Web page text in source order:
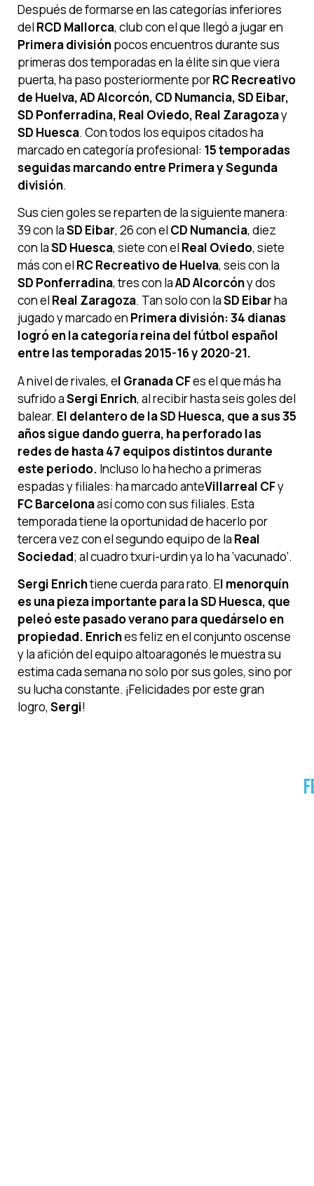
Después de formarse en las categorías inferiores
del RCD Mallorca, club con el que llegó a jugar en
Primera divisiónpocos encuentros durante sus
primeras dos temporadas en la élite sin que viera
puerta, ha paso posteriormente porRC Recreativo
de Huelva, AD Alcorcón, CD Numancia, SD Eibar,
SD Ponferradina, Real Oviedo, Real Zaragozay
SD Huesca. Con todos los equipos citados ha
marcado en categoría profesional: 15 temporadas
seguidas marcando entre Primera y Segunda
división.
Sus cien goles se reparten de la siguiente manera:
39 con laSD Eibar, 26 con el CD Numancia, diez
con laSD Huesca, siete con el Real Oviedo, siete
más con el RC Recreativo de Huelva, seis con la
SD Ponferradina, tres con laAD Alcorcóny dos
con el Real Zaragoza. Tan solo con laSD Eibarha
jugado y marcado en Primera división: 34 dianas
logró en la categoría reina del fútbol español
entre las temporadas 2015-16 y 2020-21.
A nivel de rivales, el Granada CFes el que más ha
sufrido aSergi Enrich, al recibir hasta seis goles del
balear. El delantero de la SD Huesca, que a sus 35
años sigue dando guerra, ha perforado las
redes de hasta 47 equipos distintos durante
este periodo. Incluso lo ha hecho a primeras
espadas y filiales: ha marcado anteVillarreal CFy
FC Barcelonaasí como con sus filiales. Esta
temporada tiene la oportunidad de hacerlo por
tercera vez con el segundo equipo de la Real
Sociedad; al cuadro txuri-urdin ya lo ha ‘vacunado’.
Sergi Enrichtiene cuerda para rato. El menorquín
es una pieza importante para la SD Huesca, que
peleó este pasado verano para quedárselo en
propiedad. Enriches feliz en el conjunto oscense
y la afición del equipo altoaragonés le muestra su
estima cada semana no solo por sus goles, sino por
su lucha constante. ¡Felicidades por este gran
logro, Sergi!